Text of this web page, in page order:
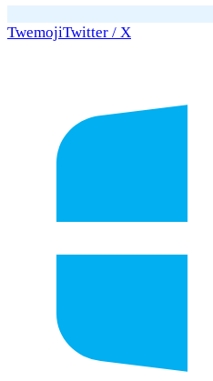
TwemojiTwitter / X